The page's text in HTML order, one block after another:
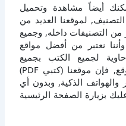
أيضاً مشاهدة وتحميل
لموقعنا العديد من
من التصنيفات داخله, وجميع
100%, كما وأننا نعتبر من أفضل مواقع
لجميع الكتب بجميع
تخصصاتها, وبالنسبة لتصفح الموقع, فإن موقعنا (كتبي PDF)
الذكية, وبدون أي
بزيارة الصفحة الرئيسية